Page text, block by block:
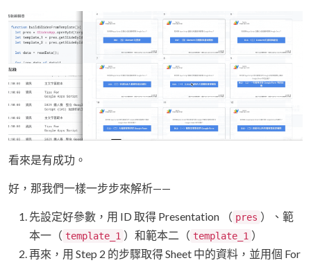
看來是有成功。
好，那我們一樣一步步來解析——
先設定好參數，用 ID 取得 Presentation （ pres ）、範
本一（ template_1 ）和範本二（ template_1 ）
再來，用 Step 2 的步驟取得 Sheet 中的資料，並用個 For